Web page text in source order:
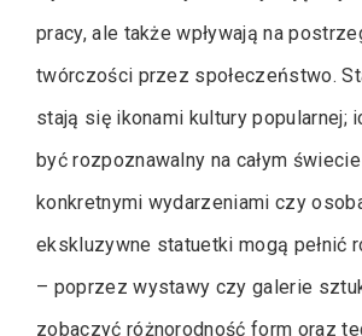
pracy, ale także wpływają na
twórczości przez społeczeństwo.
stają się ikonami kultury popularnej;
być rozpoznawalny na całym
konkretnymi wydarzeniami czy
ekskluzywne statuetki mogą pełnić
– poprzez wystawy czy galerie
zobaczyć różnorodność form oraz